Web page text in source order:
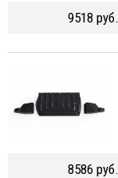
9518 руб.
8586 руб.